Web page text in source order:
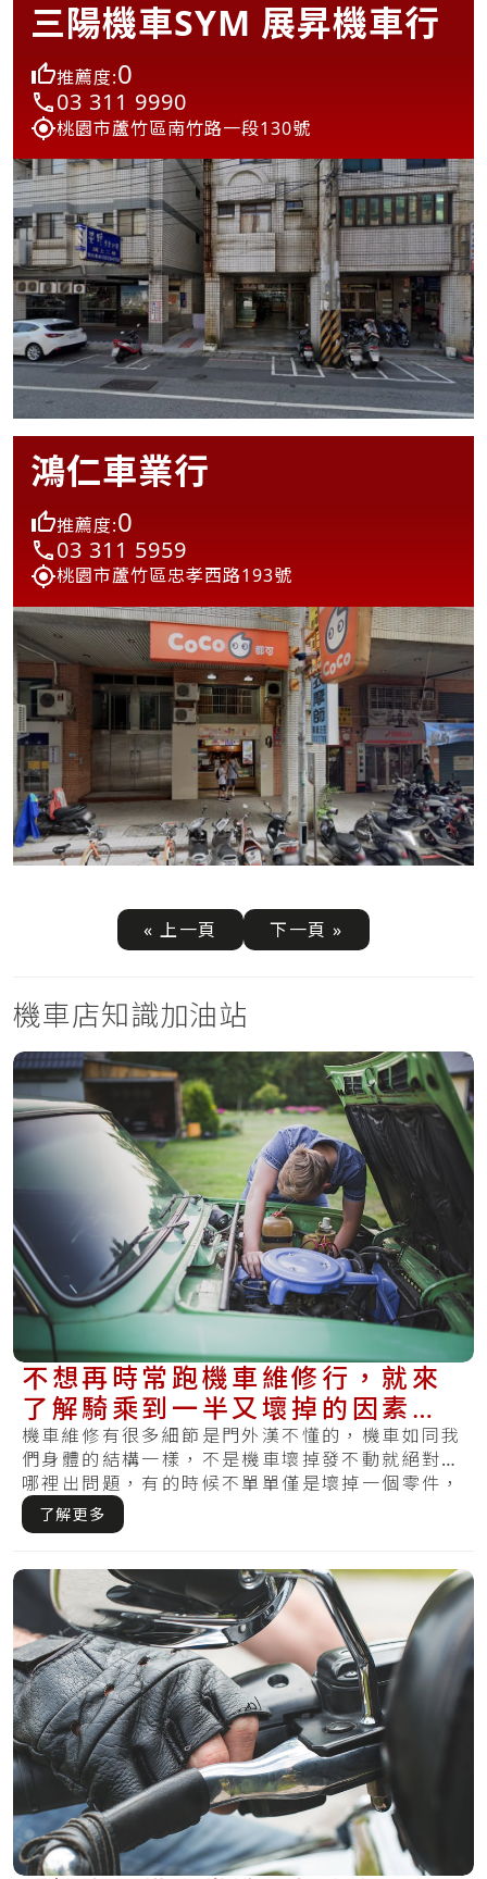
三陽機車SYM 展昇機車行
推薦度:0
03 311 9990
桃園市蘆竹區南竹路一段130號
鴻仁車業行
推薦度:0
03 311 5959
桃園市蘆竹區忠孝西路193號
« 上一頁 下一頁 »
機車店知識加油站
不想再時常跑機車維修行，就來
了解騎乘到一半又壞掉的因素＆
平時的保養方式
機車維修有很多細節是門外漢不懂的，機車如同我
們身體的結構一樣，不是機車壞掉發不動就絕對是
哪裡出問題，有的時候不單單僅是壞掉一個零件，
反而.....
了解更多